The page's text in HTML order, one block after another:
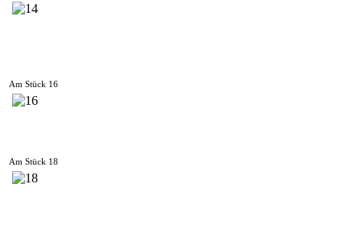
Am Stück 16
Am Stück 18